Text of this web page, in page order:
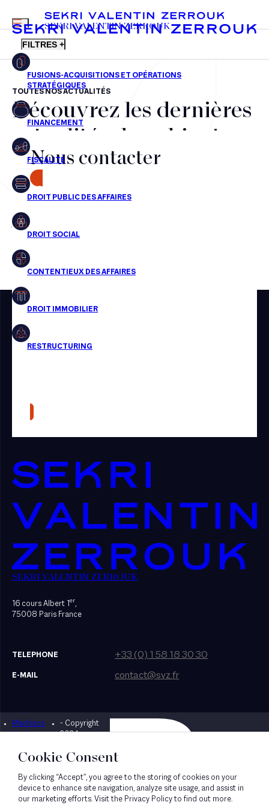
FR EN
MENU
SEKRI VALENTIN ZERROUK
FILTRES +
Fusions-acquisitions et opérations stratégiques
Financement
Fiscalité
Droit public des affaires
Droit social
Droit immobilier
Restructuring
Presse
TOUTES NOS ACTUALITÉS
Découvrez les dernières
actualités du cabinet,
nos récompenses et nos
transactions, jour après
jour
Aucun résultats pour cette recherche
Nous contacter
SEKRI VALENTIN ZERROUK
16 cours Albert 1er,
75008 Paris France
TELEPHONE +33 (0) 1 58 18 30 30
E-MAIL contact@svz.fr
Mentions
légales
- Copyright
2024
Designed by Bonhomme
Cookie Consent
By clicking “Accept”, you agree to the storing of cookies on your
device to enhance site navigation, analyze site usage, and assist in
our marketing efforts. Visit the Privacy Policy to find out more.